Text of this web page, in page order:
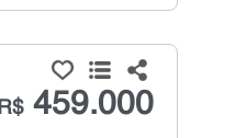
R$459.000